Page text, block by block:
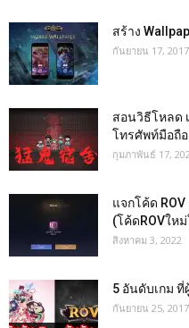
สร้าง
กันยายน 17, 2017
สอนวิธีโหลด
โทรศัพท์มือถือ
กุมภาพันธ์ 17,
แจกโค้ด
(โค้ดROVให
สิงหาคม 3, 2022
5 อันดับเกม ที่
กันยายน 25, 2017